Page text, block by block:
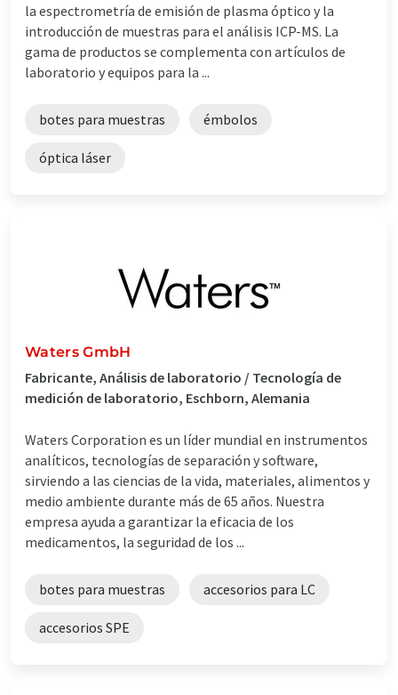
la espectrometría de emisión de plasma óptico y la
introducción de muestras para el análisis ICP-MS. La
gama de productos se complementa con artículos de
laboratorio y equipos para la ...
botes para muestras émbolos
óptica láser
Waters GmbH
Fabricante, Análisis de laboratorio / Tecnología de
medición de laboratorio, Eschborn, Alemania
Waters Corporation es un líder mundial en instrumentos
analíticos, tecnologías de separación y software,
sirviendo a las ciencias de la vida, materiales, alimentos y
medio ambiente durante más de 65 años. Nuestra
empresa ayuda a garantizar la eficacia de los
medicamentos, la seguridad de los ...
botes para muestras accesorios para LC
accesorios SPE